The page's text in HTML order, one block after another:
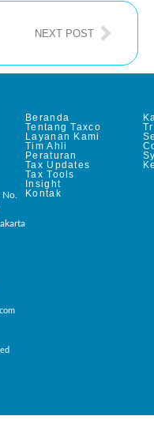
NEXT POST
No.
Beranda
Tentang Taxco
Layanan Kami
Tim Ahli
Peraturan
Tax Updates
Tax Tools
Insight
Kontak